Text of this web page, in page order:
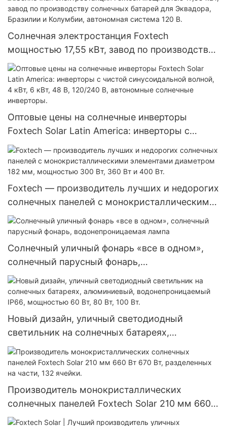
модули с двумя батареями.
Солнечная электростанция Foxtech
мощностью 17,55 кВт, завод по производству
солнечных батарей для Эквадора, Бразилии и
Колумбии, автономная система 120 В.
Оптовые цены на солнечные инверторы
Foxtech Solar Latin America: инверторы с
чистой синусоидальной волной, 4 кВт, 6 кВт,
48 В, 120/240 В, автономные солнечные
инверторы.
Foxtech — производитель лучших и недорогих
солнечных панелей с монокристаллическими
элементами диаметром 182 мм, мощностью
300 Вт, 360 Вт и 400 Вт.
Солнечный уличный фонарь «все в одном»,
солнечный парусный фонарь,
водонепроницаемая лампа
Новый дизайн, уличный светодиодный
светильник на солнечных батареях,
алюминиевый, водонепроницаемый IP66,
мощностью 60 Вт, 80 Вт, 100 Вт.
Производитель монокристаллических
солнечных панелей Foxtech Solar 210 мм 660
Вт 670 Вт, разделенных на части, 132 ячейки.